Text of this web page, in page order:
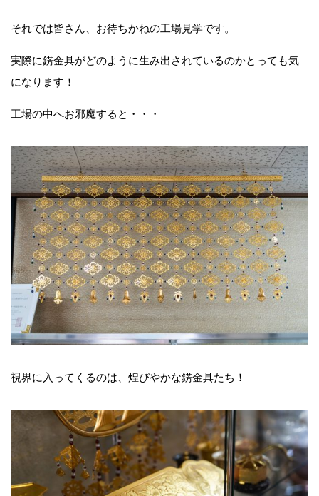
それでは皆さん、お待ちかねの工場見学です。
実際に錺金具がどのように生み出されているのかとっても気
になります！
工場の中へお邪魔すると・・・
視界に入ってくるのは、煌びやかな錺金具たち！